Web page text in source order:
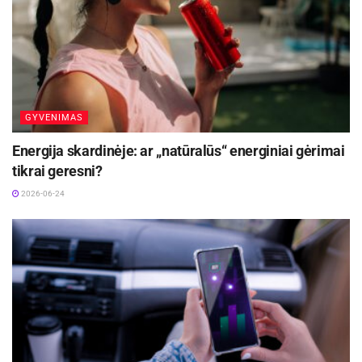
Šviesos temperatūra ir spalvų pasirinkimas
Pasak eksperto, šviesos spalvos temperatūra yra
viena svarbiausių savybių, kurią būtina
atsižvelgti. „Šiltos spalvos šviesa, apie 2700–
3000 K, puikiai tinka svetainėms ar
miegamiesiems, o šaltos, nuo 4000 K, labiau
GYVENIMAS
Energija skardinėje: ar „natūralūs“ energiniai gėrimai
tikrai geresni?
2026-06-24